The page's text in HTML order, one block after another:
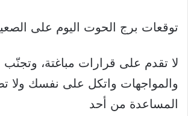
توقعات برج الحوت اليوم على
لا تقدم على قرارات مباغتة، وتجنّب
والمواجهات واتكل على نفسك ولا
المساعدة من أحد